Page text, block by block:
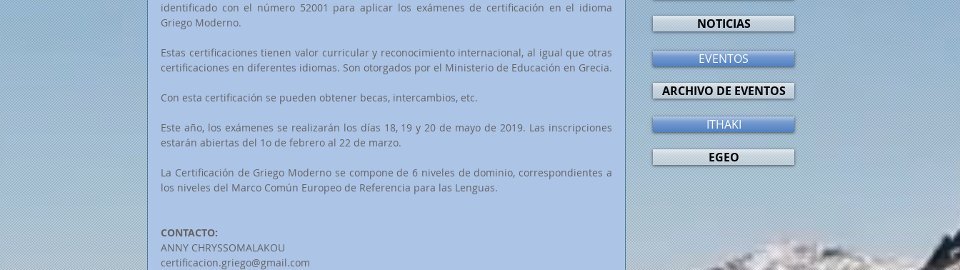
identificado con el número 52001 para aplicar los exámenes de certificación en el idioma
Griego Moderno.
Estas certificaciones tienen valor curricular y reconocimiento internacional, al igual que otras
certificaciones en diferentes idiomas. Son otorgados por el Ministerio de Educación en Grecia.
Con esta certificación se pueden obtener becas, intercambios, etc.
Este año, los exámenes se realizarán los días 18, 19 y 20 de mayo de 2019. Las inscripciones
estarán abiertas del 1o de febrero al 22 de marzo.
La Certificación de Griego Moderno se compone de 6 niveles de dominio, correspondientes a
los niveles del Marco Común Europeo de Referencia para las Lenguas.
CONTACTO:
ANNY CHRYSSOMALAKOU
certificacion.griego@gmail.com
NOTICIAS
EVENTOS
ARCHIVO DE EVENTOS
ITHAKI
EGEO